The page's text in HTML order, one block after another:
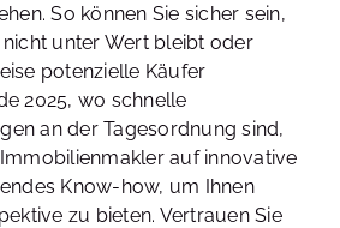
So können Sie sicher sein,
unter Wert bleibt oder
potenzielle Käufer
2025, wo schnelle
an der Tagesordnung sind,
auf innovative
Know-how, um Ihnen
zu bieten. Vertrauen Sie